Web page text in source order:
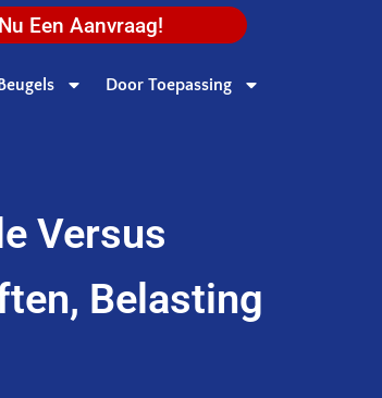
Een Aanvraag!
Door Toepassing
Versus
Belasting